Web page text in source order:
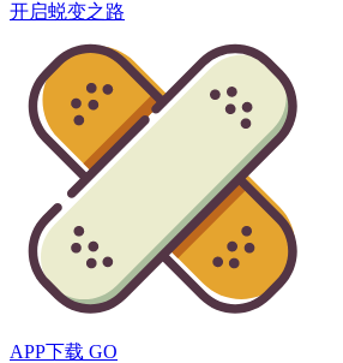
开启蜕变之路
APP下载 GO